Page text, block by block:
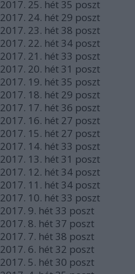
2017. 25. hét 35 poszt
2017. 24. hét 29 poszt
2017. 23. hét 38 poszt
2017. 22. hét 34 poszt
2017. 21. hét 33 poszt
2017. 20. hét 31 poszt
2017. 19. hét 35 poszt
2017. 18. hét 29 poszt
2017. 17. hét 36 poszt
2017. 16. hét 27 poszt
2017. 15. hét 27 poszt
2017. 14. hét 33 poszt
2017. 13. hét 31 poszt
2017. 12. hét 34 poszt
2017. 11. hét 34 poszt
2017. 10. hét 33 poszt
2017. 9. hét 33 poszt
2017. 8. hét 37 poszt
2017. 7. hét 38 poszt
2017. 6. hét 32 poszt
2017. 5. hét 30 poszt